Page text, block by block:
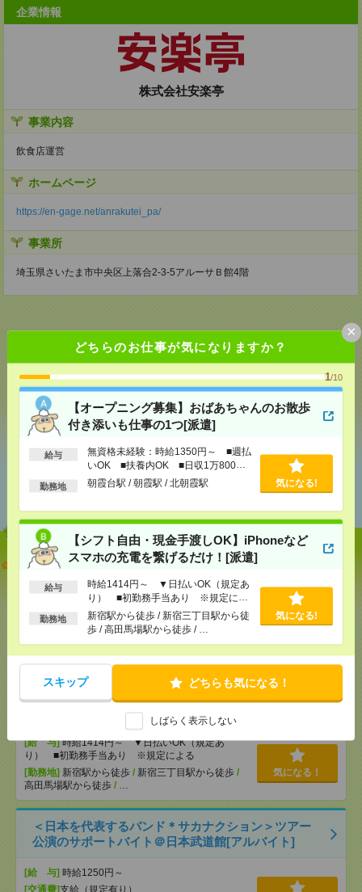
どちらのお仕事が気になりますか？
1/10
【オープニング募集】おばあちゃんのお散歩
付き添いも仕事の1つ[派遣]
給与
無資格未経験：時給1350円～ ■週払
いOK ■扶養内OK ■日収1万800円
以上
勤務地 朝霞台駅 / 朝霞駅 / 北朝霞駅 気になる!
【シフト自由・現金手渡しOK】iPhoneなど
スマホの充電を繋げるだけ！[派遣]
給与
時給1414円～ ▼日払いOK（規定あ
り） ■初勤務手当あり ※規定によ
る
勤務地
新宿駅から徒歩 / 新宿三丁目駅から徒
歩 / 高田馬場駅から徒歩 / …
気になる!
スキップ どちらも気になる！
しばらく表示しない
×
企業情報
株式会社安楽亭
事業内容
飲食店運営
ホームページ
https://en-gage.net/anrakutei_pa/
事業所
埼玉県さいたま市中央区上落合2-3-5アルーサＢ館4階
応募ページへ
気になる！
あなたの閲覧履歴からの
おすすめ
【オープニング募集】おばあちゃんのお散歩付き添
いも仕事の1つ[派遣]
無資格未経験：時給1350円～ ■週払い
OK ■扶養内OK ■日収1万800円以上
[勤務地]朝霞台駅/朝霞駅/北朝霞駅
【シフト自由・現金手渡しOK】iPhoneなどスマホの
充電を繋げるだけ！[派遣]
[給 与]時給1414円～ ▼日払いOK（規定あ
り） ■初勤務手当あり ※規定による
[勤務地] 新宿駅から徒歩 / 新宿三丁目駅から徒歩 /
高田馬場駅から徒歩 / …
気になる！
＜日本を代表するバンド＊サカナクション＞ツアー
公演のサポートバイト＠日本武道館[アルバイト]
[給 与] 時給1250円～
[交通費]支給（規定有り）